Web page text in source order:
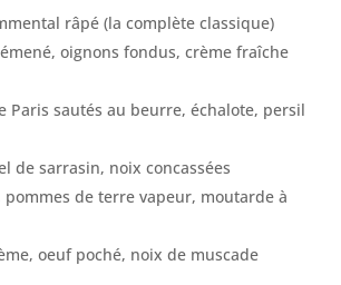
râpé (la complète classique)
oignons fondus, crème fraîche
Paris sautés au beurre, échalote, persil
de sarrasin, noix concassées
pommes de terre vapeur, moutarde à
oeuf poché, noix de muscade